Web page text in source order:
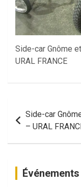
Side-car Gnôme
URAL FRANCE
Navigation
de
l’article
Side-car
– URAL